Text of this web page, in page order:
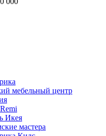
мебельный центр
Икея
мастера